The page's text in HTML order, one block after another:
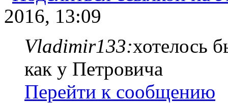
2016, 13:09
Vladimir133:хотелось
как у Петровича
Перейти к сообщению